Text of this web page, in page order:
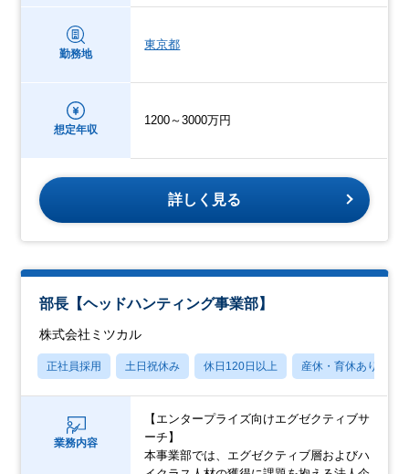
勤務地
東京都
想定年収
1200～3000万円
詳しく見る
部長【ヘッドハンティング事業部】
株式会社ミツカル
正社員採用 土日祝休み 休日120日以上 産休・育休あり
業務内容
【エンタープライズ向けエグゼクティブサ
ーチ】
本事業部では、エグゼクティブ層およびハ